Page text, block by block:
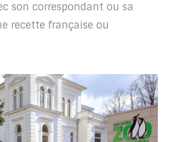
son correspondant ou sa
recette française ou